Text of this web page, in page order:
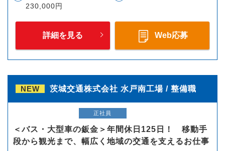
230,000円
詳細を見る Web応募
NEW 茨城交通株式会社 水戸南工場 / 整備職
正社員
＜バス・大型車の鈑金＞年間休日125日！ 移動手
段から観光まで、幅広く地域の交通を支えるお仕事